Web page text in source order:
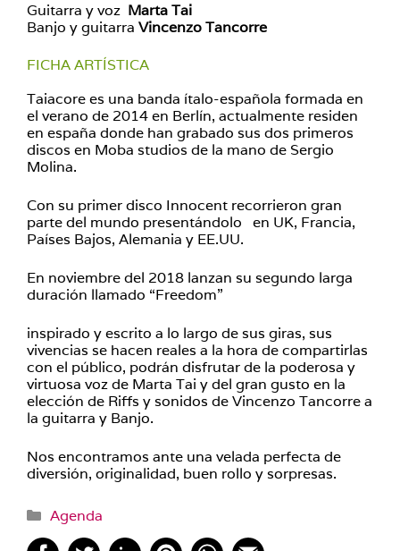
Guitarra y voz Marta Tai
Banjo y guitarra Vincenzo Tancorre
FICHA ARTÍSTICA
Taiacore es una banda ítalo-española formada en
el verano de 2014 en Berlín, actualmente residen
en españa donde han grabado sus dos primeros
discos en Moba studios de la mano de Sergio
Molina.
Con su primer disco Innocent recorrieron gran
parte del mundo presentándolo en UK, Francia,
Países Bajos, Alemania y EE.UU.
En noviembre del 2018 lanzan su segundo larga
duración llamado “Freedom”
inspirado y escrito a lo largo de sus giras, sus
vivencias se hacen reales a la hora de compartirlas
con el público, podrán disfrutar de la poderosa y
virtuosa voz de Marta Tai y del gran gusto en la
elección de Riffs y sonidos de Vincenzo Tancorre a
la guitarra y Banjo.
Nos encontramos ante una velada perfecta de
diversión, originalidad, buen rollo y sorpresas.
Categorías
Agenda